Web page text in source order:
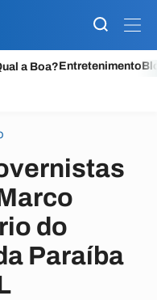
a Boa?Entretenimento
do
Paraíba